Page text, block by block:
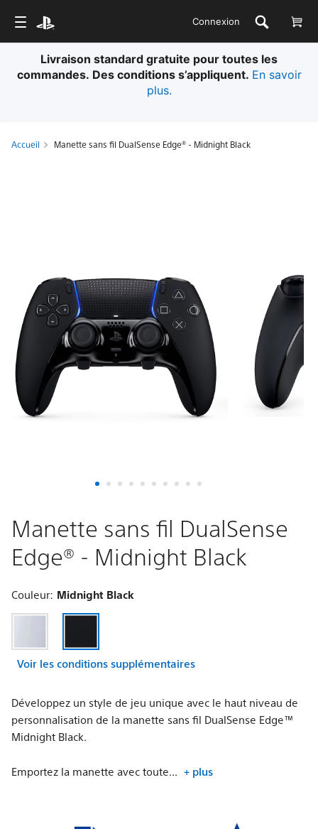
Connexion
Livraison standard gratuite pour toutes les
commandes. Des conditions s’appliquent. En savoir
plus.
Accueil Manette sans fil DualSense Edge® - Midnight Black
DualSense
Edge®
Midnight
Black
Manette sans fil DualSense
Edge® - Midnight Black
Couleur: Midnight Black
Développez un style de jeu unique avec le haut niveau de
personnalisation de la manette sans fil DualSense Edge™
Midnight Black.
Emportez la manette avec toute... + plus
Voir les conditions supplémentaires